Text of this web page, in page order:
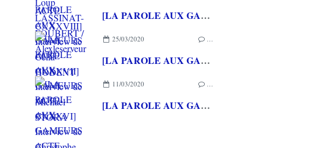
[LA PAROLE AUX GAMEURS ACTE CXXXVII] Interview de Michael STORA
25/03/2020 …
[LA PAROLE AUX GAMEURS ACTE CXXXVI] Interview de Christophe GERIN
11/03/2020 …
[LA PAROLE AUX GAMEURS ACTE CXXXV] Interview de Loup LASSINAT-FOUBERT / Alexleserveur